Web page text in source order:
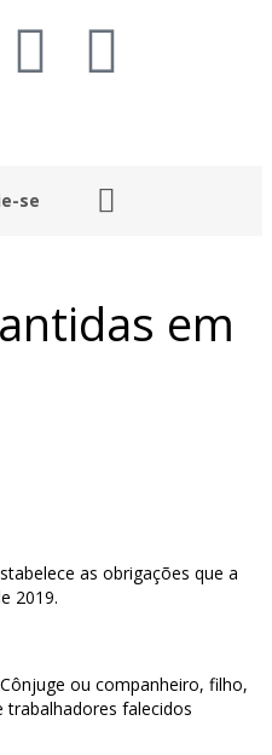
se
em
as obrigações que a
2019.
ou companheiro, filho,
trabalhadores falecidos